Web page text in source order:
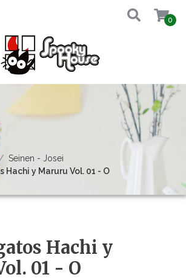
0
Seinen - Josei
Hachi y Maruru Vol. 01 - O
Hachi y
01 - O